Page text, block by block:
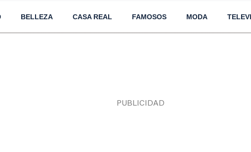
BELLEZA CASA REAL FAMOSOS MODA